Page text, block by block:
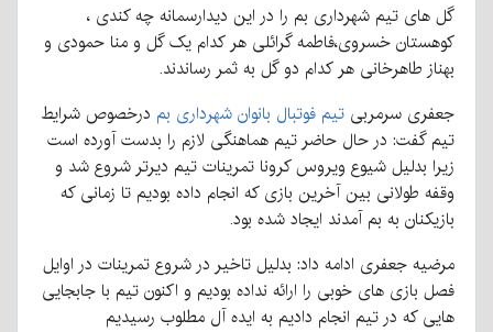
گل های تیم شهرداری بم را در این دیدارسمانه چه کندی ،
کوهستان خسروی،فاطمه گرائلی هر کدام یک گل و منا حمودی و
بهناز طاهرخانی هر کدام دو گل به ثمر رساندند.
جعفری سرمربی تیم فوتبال بانوان شهرداری بم درخصوص شرایط
تیم گفت: در حال حاضر تیم هماهنگی لازم را بدست آورده است
زیرا بدلیل شیوع ویروس کرونا تمرینات تیم دیرتر شروع شد و
وقفه طولانی بین آخرین بازی که انجام داده بودیم تا زمانی که
بازیکنان به بم آمدند ایجاد شده بود.
مرضیه جعفری ادامه داد: بدلیل تاخیر در شروع تمرینات در اوایل
فصل بازی های خوبی را ارائه نداده بودیم و اکنون تیم با جابجایی
هایی که در تیم انجام دادیم به ایده آل مطلوب رسیدیم